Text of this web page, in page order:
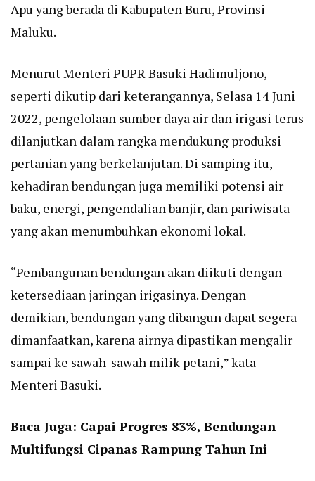
Apu yang berada di Kabupaten Buru, Provinsi
Maluku.
Menurut Menteri PUPR Basuki Hadimuljono,
seperti dikutip dari keterangannya, Selasa 14 Juni
2022, pengelolaan sumber daya air dan irigasi terus
dilanjutkan dalam rangka mendukung produksi
pertanian yang berkelanjutan. Di samping itu,
kehadiran bendungan juga memiliki potensi air
baku, energi, pengendalian banjir, dan pariwisata
yang akan menumbuhkan ekonomi lokal.
“Pembangunan bendungan akan diikuti dengan
ketersediaan jaringan irigasinya. Dengan
demikian, bendungan yang dibangun dapat segera
dimanfaatkan, karena airnya dipastikan mengalir
sampai ke sawah-sawah milik petani,” kata
Menteri Basuki.
Baca Juga: Capai Progres 83%, Bendungan
Multifungsi Cipanas Rampung Tahun Ini